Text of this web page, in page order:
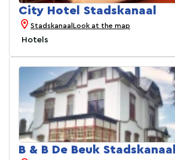
City Hotel Stadskanaal
Stadskanaal Look at the map
Hotels
B & B De Beuk Stadskanaal